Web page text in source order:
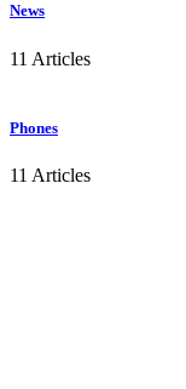
News
11 Articles
Phones
11 Articles